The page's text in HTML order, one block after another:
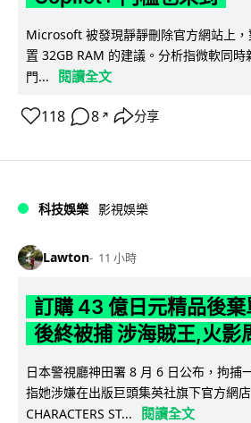
Microsoft 被發現靜靜刪除官方網站上
置 32GB RAM 的建議。分析指微軟同時
門...
閱讀全文
118 8 ↗ 分享
科技娛樂 影視娛樂
Lawton 11 小時
訂購 43 億日元精品後
後終被捕 涉海賊王,火影
日本警視廳神田署 8 月 6 日公布，拘捕
指她涉嫌在出版巨頭集英社旗下官方網
CHARACTERS ST...
閱讀全文